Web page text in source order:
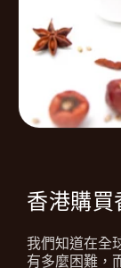
香港購
我們知道在全
有多麼困難，